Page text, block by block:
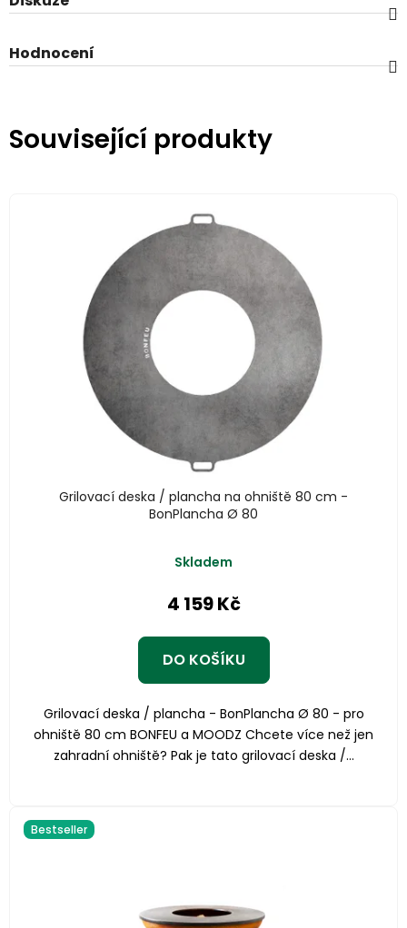
Hodnocení
Související produkty
Grilovací deska / plancha na ohniště 80 cm -
BonPlancha Ø 80
hodnocení
je
z
Skladem
4 159 Kč
DO KOŠÍKU
Grilovací deska / plancha - BonPlancha Ø 80 - pro
ohniště 80 cm BONFEU a MOODZ Chcete více než jen
zahradní ohniště? Pak je tato grilovací deska /...
Bestseller